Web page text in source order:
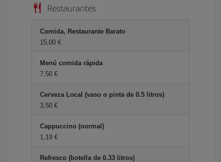
Restaurantes
Comida, Restaurante Barato
15,00 €
Menú comida rápida
7,50 €
Cerveza Local (vaso o pinta de 0.5 litros)
3,50 €
Cappuccino (normal)
1,19 €
Refresco (botella de 0.33 litros)